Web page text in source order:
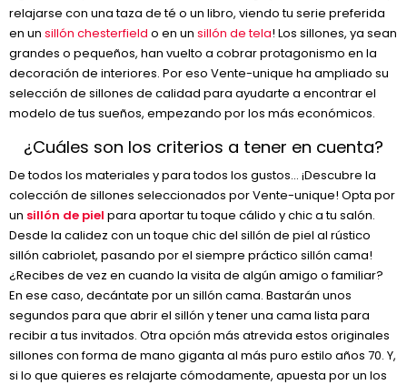
relajarse con una taza de té o un libro, viendo tu serie preferida
en un sillón chesterfield o en un sillón de tela! Los sillones, ya sean
grandes o pequeños, han vuelto a cobrar protagonismo en la
decoración de interiores. Por eso Vente-unique ha ampliado su
selección de sillones de calidad para ayudarte a encontrar el
modelo de tus sueños, empezando por los más económicos.
¿Cuáles son los criterios a tener en cuenta?
De todos los materiales y para todos los gustos… ¡Descubre la
colección de sillones seleccionados por Vente-unique! Opta por
un sillón de piel para aportar tu toque cálido y chic a tu salón.
Desde la calidez con un toque chic del sillón de piel al rústico
sillón cabriolet, pasando por el siempre práctico sillón cama!
¿Recibes de vez en cuando la visita de algún amigo o familiar?
En ese caso, decántate por un sillón cama. Bastarán unos
segundos para que abrir el sillón y tener una cama lista para
recibir a tus invitados. Otra opción más atrevida estos originales
sillones con forma de mano giganta al más puro estilo años 70. Y,
si lo que quieres es relajarte cómodamente, apuesta por un los